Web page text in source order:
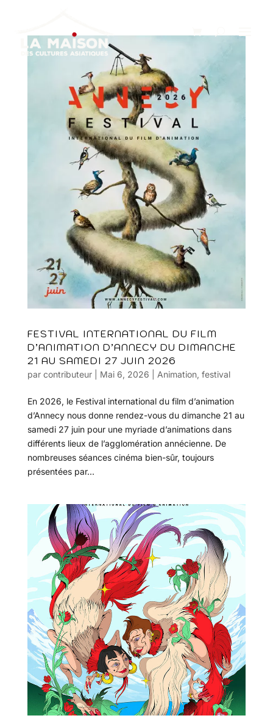
FESTIVAL INTERNATIONAL DU FILM
D’ANIMATION D’ANNECY DU DIMANCHE
21 AU SAMEDI 27 JUIN 2026
par contributeur| Mai 6, 2026 Animation, festival
En 2026, le Festival international du film d’animation
d’Annecy nous donne rendez-vous du dimanche 21 au
samedi 27 juin pour une myriade d’animations dans
différents lieux de l’agglomération annécienne. De
nombreuses séances cinéma bien-sûr, toujours
présentées par...